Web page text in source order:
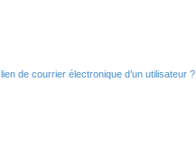
de courrier électronique d’un utilisateur ?